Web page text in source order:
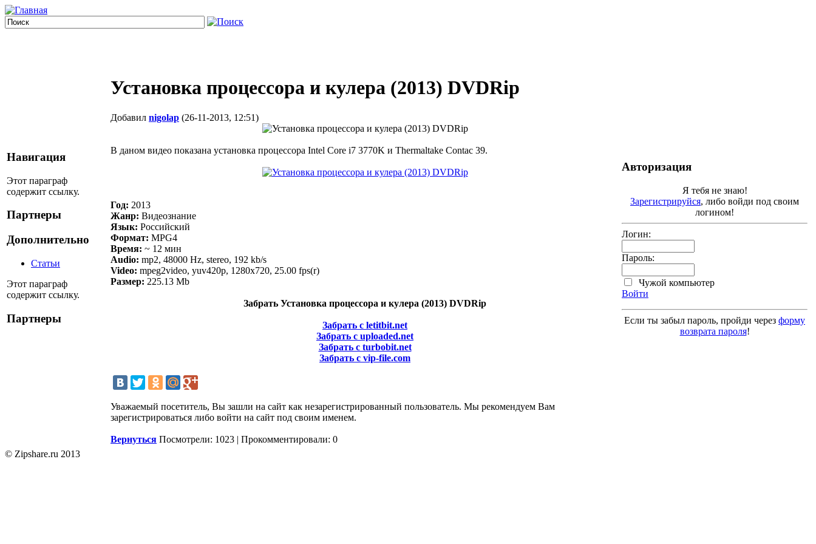
Навигация
Этот параграф
содержит ссылку.
Партнеры
Дополнительно
Статьи
Этот параграф
содержит ссылку.
Партнеры
Установка процессора и кулера (2013) DVDRip
Добавил nigolap (26-11-2013, 12:51)
В даном видео показана установка процессора Intel Core i7 3770K и Thermaltake Contac 39.
Год: 2013
Жанр: Видеознание
Язык: Российский
Формат: MPG4
Время: ~ 12 мин
Audio: mp2, 48000 Hz, stereo, 192 kb/s
Video: mpeg2video, yuv420p, 1280x720, 25.00 fps(r)
Размер: 225.13 Mb
Забрать Установка процессора и кулера (2013) DVDRip
Забрать с letitbit.net
Забрать с uploaded.net
Забрать с turbobit.net
Забрать с vip-file.com
Уважаемый посетитель, Вы зашли на сайт как незарегистрированный пользователь. Мы рекомендуем Вам
зарегистрироваться либо войти на сайт под своим именем.
Вернуться Посмотрели: 1023 | Прокомментировали: 0
Авторизация
Я тебя не знаю!
Зарегистрируйся, либо войди под своим
логином!
Логин:
Пароль:
Чужой компьютер
Войти
Если ты забыл пароль, пройди через форму
возврата пароля!
© Zipshare.ru 2013